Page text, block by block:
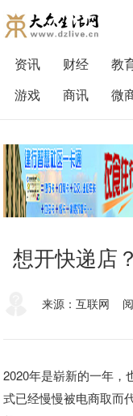
资讯 财经 教
游戏
商讯 微
想开快递店
来源：互联网
2020年是崭新的一年，
式已经慢慢被电商取而